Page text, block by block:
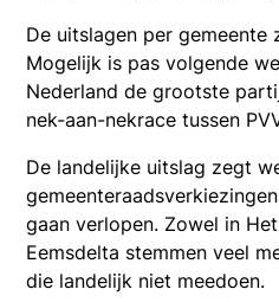
De uitslagen per gemeente
Mogelijk is pas volgende
Nederland de grootste
nek-aan-nekrace tussen
De landelijke uitslag zegt
gaan verlopen. Zowel in
Eemsdelta stemmen veel
die landelijk niet meedoen.